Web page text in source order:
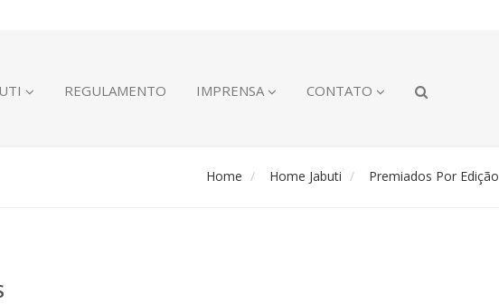
REGULAMENTO IMPRENSA CONTATO
Home Home Jabuti Premiados Por Edição